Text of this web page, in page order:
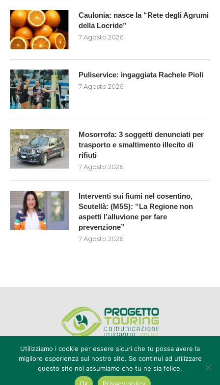
Caulonia: nasce la “Rete degli Agrumi
della Locride”
7 Agosto 2026
Puliservice: ingaggiata Rachele Pioli
7 Agosto 2026
Mosorrofa: 3 soggetti denunciati per
trasporto e smaltimento illecito di
rifiuti
7 Agosto 2026
Interventi sui fiumi nel cosentino,
Scutellà: (M5S): “La Regione non
aspetti l’alluvione per fare
prevenzione”
7 Agosto 2026
Editore Progetto Touring srl - iscrizione al ROC n°20616 - P.IVA e CF
02636800803 - Reg. Tribunale Reggio Calabria n° 04/1976 -
Utilizziamo i cookie per essere sicuri che tu possa avere la
migliore esperienza sul nostro sito. Se continui ad utilizzare
questo sito noi assumiamo che tu ne sia felice.
Ok
Privacy policy